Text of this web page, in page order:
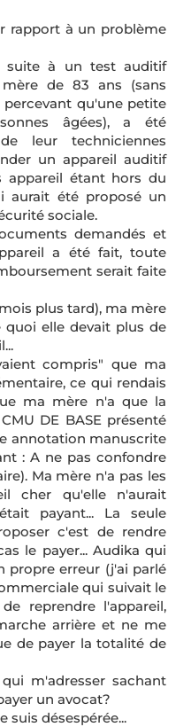
rapport à un problème
suite à un test auditif
de 83 ans (sans
percevant qu'une petite
âgées), a été
leur techniciennes
un appareil auditif
appareil étant hors du
aurait été proposé un
sociale.
demandés et
a été fait, toute
serait faite
plus tard), ma mère
elle devait plus de
compris" que ma
ce qui rendais
ma mère n'a que la
DE BASE présenté
annotation manuscrite
: A ne pas confondre
Ma mère n'a pas les
cher qu'elle n'aurait
payant... La seule
c'est de rendre
le payer... Audika qui
propre erreur (j'ai parlé
qui suivait le
reprendre l'appareil,
arrière et ne me
de payer la totalité de
m'adresser sachant
un avocat?
suis désespérée...